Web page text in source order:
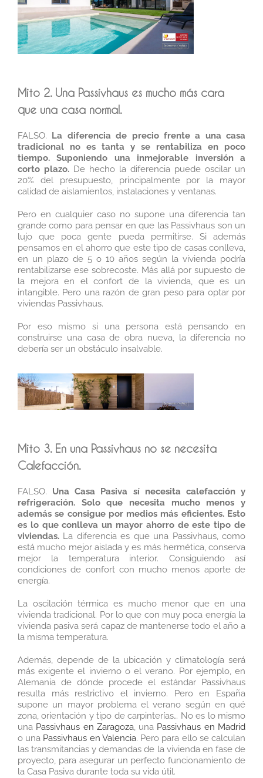
Mito 2. Una Passivhaus es mucho más cara
que una casa normal.
FALSO. La diferencia de precio frente a una casa
tradicional no es tanta y se rentabiliza en poco
tiempo. Suponiendo una inmejorable inversión a
corto plazo. De hecho la diferencia puede oscilar un
20% del presupuesto, principalmente por la mayor
calidad de aislamientos, instalaciones y ventanas.
Pero en cualquier caso no supone una diferencia tan
grande como para pensar en que las Passivhaus son un
lujo que poca gente pueda permitirse. Si además
pensamos en el ahorro que este tipo de casas conlleva,
en un plazo de 5 o 10 años según la vivienda podría
rentabilizarse ese sobrecoste. Más allá por supuesto de
la mejora en el confort de la vivienda, que es un
intangible. Pero una razón de gran peso para optar por
viviendas Passivhaus.
Por eso mismo si una persona está pensando en
construirse una casa de obra nueva, la diferencia no
debería ser un obstáculo insalvable.
Mito 3. En una Passivhaus no se necesita
Calefacción.
FALSO. Una Casa Pasiva sí necesita calefacción y
refrigeración. Solo que necesita mucho menos y
además se consigue por medios más eficientes. Esto
es lo que conlleva un mayor ahorro de este tipo de
viviendas. La diferencia es que una Passivhaus, como
está mucho mejor aislada y es más hermética, conserva
mejor la temperatura interior. Consiguiendo así
condiciones de confort con mucho menos aporte de
energía.
La oscilación térmica es mucho menor que en una
vivienda tradicional. Por lo que con muy poca energía la
vivienda pasiva será capaz de mantenerse todo el año a
la misma temperatura.
Además, depende de la ubicación y climatología será
más exigente el invierno o el verano. Por ejemplo, en
Alemania de dónde procede el estándar Passivhaus
resulta más restrictivo el invierno. Pero en España
supone un mayor problema el verano según en qué
zona, orientación y tipo de carpinterías… No es lo mismo
una Passivhaus en Zaragoza, una Passivhaus en Madrid
o una Passivhaus en Valencia. Pero para ello se calculan
las transmitancias y demandas de la vivienda en fase de
proyecto, para asegurar un perfecto funcionamiento de
la Casa Pasiva durante toda su vida útil.